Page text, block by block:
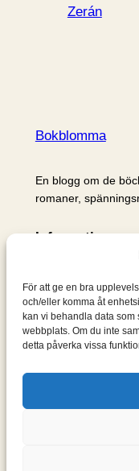
För att ge en bra
och/eller komma åt
kan vi behandla data
webbplats. Om du inte
detta påverka vissa
Zerán
Bokblomma
En blogg om de
romaner,
Information
Om mig & om
S
ö
k